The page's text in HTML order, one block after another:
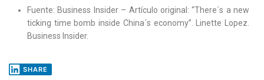
Fuente: Business Insider – Artículo original: “There´s a new
ticking time bomb inside China´s economy”. Linette Lopez.
Business Insider.
SHARE